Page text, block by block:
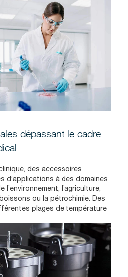
dépassant le cadre
des accessoires
d’applications à des domaines
l’agriculture,
ou la pétrochimie. Des
plages de température